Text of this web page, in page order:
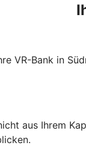
VR-Bank in
aus Ihrem